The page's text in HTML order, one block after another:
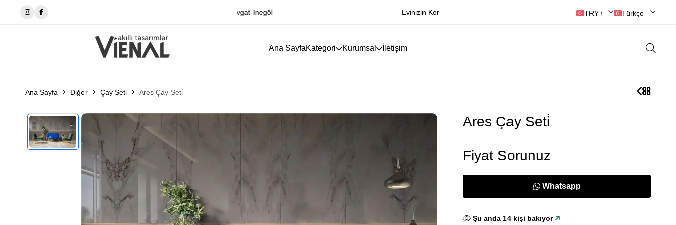
Hayallerinizi Gerçekleştirin TRY ₺ | Türk Lirası
Türkçe
Ana SayfaKategori Kurumsal İletişim
Ana Sayfa Diğer Çay Seti Ares Çay Seti̇
Ares Çay Seti̇
Fiyat Sorunuz
Whatsapp
Şu anda 16 kişi bakıyor